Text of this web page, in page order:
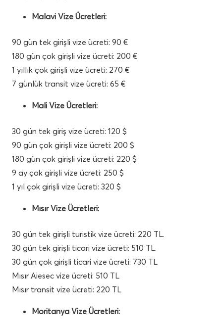
Malavi Vize Ücretleri:
90 gün tek girişli vize ücreti: 90 €
180 gün çok girişli vize ücreti: 200 €
1 yıllık çok girişli vize ücreti: 270 €
7 günlük transit vize ücreti: 65 €
Mali Vize Ücretleri:
30 gün tek giriş vize ücreti: 120 $
90 gün çok girişli vize ücreti: 200 $
180 gün çok girişli vize ücreti: 220 $
9 ay çok girişli vize ücreti: 250 $
1 yıl çok girişli vize ücreti: 320 $
Mısır Vize Ücretleri:
30 gün tek girişli turistik vize ücreti: 220 TL.
30 gün tek girişli ticari vize ücreti: 510 TL.
30 gün çok girişli ticari vize ücreti: 730 TL
Mısır Aiesec vize ücreti: 510 TL
Mısır transit vize ücreti: 220 TL
Moritanya Vize Ücretleri: